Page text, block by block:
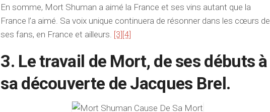
En somme, Mort Shuman a aimé la France et ses vins autant que la
France l’a aimé. Sa voix unique continuera de résonner dans les cœurs de
ses fans, en France et ailleurs. [3] [4]
3. Le travail de Mort, de ses débuts à
sa découverte de Jacques Brel.